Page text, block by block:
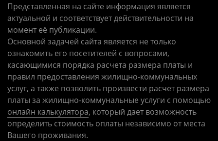
Представленная на сайте информация является
актуальной и соответствует действительности на
момент её публикации.
Основной задачей сайта является не только
ознакомить его посетителей с вопросами,
касающимися порядка расчета размера платы и
правил предоставления жилищно-коммунальных
услуг, а также позволить произвести расчет размера
платы за жилищно-коммунальные услуги с помощью
онлайн калькулятора, который дает возможность
определить стоимость оплаты независимо от места
Вашего проживания.